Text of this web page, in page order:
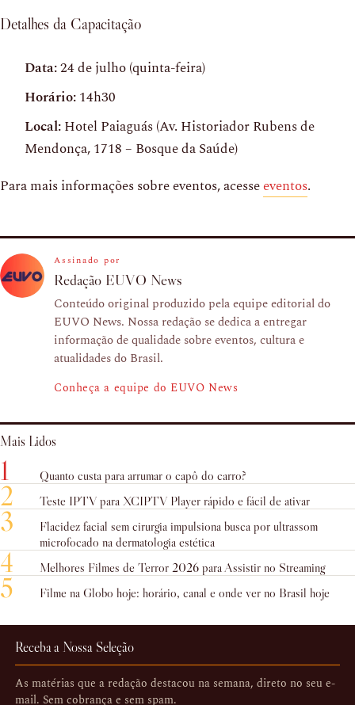
Detalhes da Capacitação
Data:24 de julho (quinta-feira)
Horário:14h30
Local:Hotel Paiaguás (Av. Historiador Rubens de
Mendonça, 1718 – Bosque da Saúde)
Para mais informações sobre eventos, acesseeventos.
Assinado por
Redação EUVO News
Conteúdo original produzido pela equipe editorial do
EUVO News. Nossa redação se dedica a entregar
informação de qualidade sobre eventos, cultura e
atualidades do Brasil.
Conheça a equipe do EUVO News
Mais Lidos
1 Quanto custa para arrumar o capô do carro?
2 Teste IPTV para XCIPTV Player rápido e fácil de ativar
3
Flacidez facial sem cirurgia impulsiona busca por ultrassom
microfocado na dermatologia estética
4 Melhores Filmes de Terror 2026 para Assistir no Streaming
5 Filme na Globo hoje: horário, canal e onde ver no Brasil hoje
Receba a Nossa Seleção
As matérias que a redação destacou na semana, direto no seu e-
mail. Sem cobrança e sem spam.